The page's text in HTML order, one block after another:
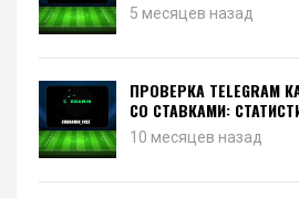
5 месяцев назад
ПРОВЕРКА TELEGRAM
СО СТАВКАМИ:
10 месяцев назад